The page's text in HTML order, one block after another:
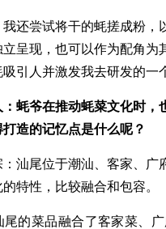
尝试将干的蚝搓成粉，
呈现，也可以作为配角为
引人并激发我去研发的一
：蚝爷在推动蚝菜文化时
造的记忆点是什么呢？
尾位于潮汕、客家、广
特性，比较融合和包容。
菜品融合了客家菜、广